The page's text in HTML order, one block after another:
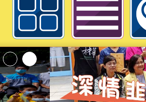
然~2022暑假兒童生態
桃園市大溪區中興國民